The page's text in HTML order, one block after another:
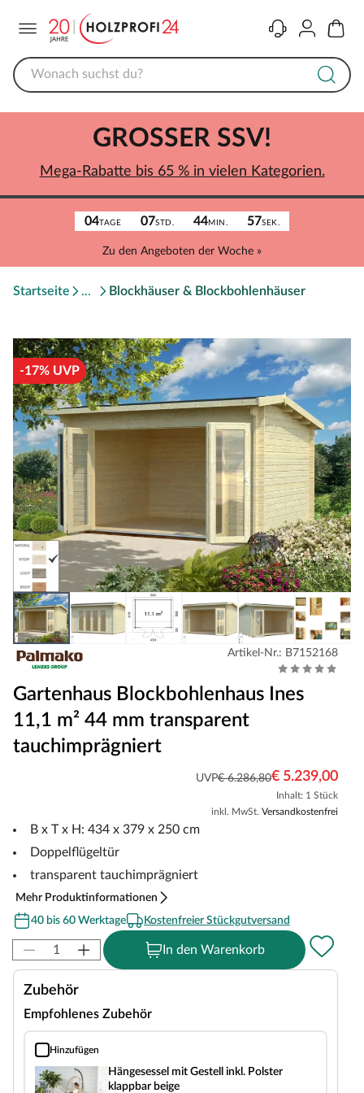
KontaktKonto
04TAGE 07STD. 44MIN. 57SEK.
Zu den Angeboten der Woche »
GROSSER SSV!
Mega-Rabatte bis 65 % in vielen Kategorien.
Startseite Blockhäuser & Blockbohlenhäuser
-17% UVP
Artikel-Nr.: B7152168
Gartenhaus Blockbohlenhaus Ines
11,1 m² 44 mm transparent
tauchimprägniert
UVP€ 6.286,80€ 5.239,00
Inhalt: 1 Stück
inkl. MwSt. Versandkostenfrei
B x T x H: 434 x 379 x 250 cm
Doppelflügeltür
transparent tauchimprägniert
Mehr Produktinformationen
40 bis 60 Werktage
Kostenfreier Stückgutversand
In den Warenkorb
Zubehör
Empfohlenes Zubehör
Hinzufügen
Hängesessel mit Gestell inkl. Polster klappbar beige
Hängesessel mit Gestell inkl. Polster
klappbar beige